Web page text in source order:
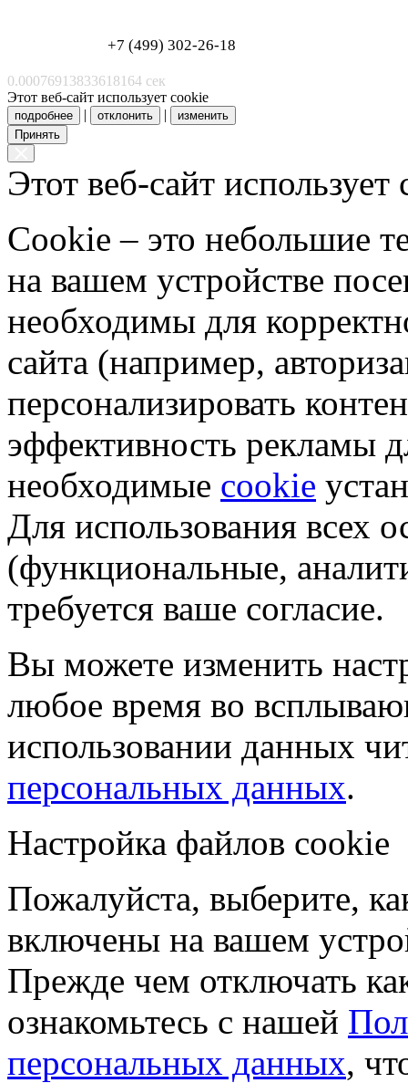
+7 (499) 302-26-18
0.00076913833618164 сек
Этот веб-сайт использует cookie
подробнее | отклонить |
изменить
Принять
Этот веб-сайт использует
Cookie – это небольшие
на вашем устройстве
необходимы для
сайта (например,
персонализировать
эффективность рекламы
необходимые cookie
Для использования всех
(функциональные,
требуется ваше согласие.
Вы можете изменить
любое время во
использовании данных
персональных данных.
Настройка файлов cookie
Пожалуйста, выберите,
включены на вашем
Прежде чем отключать
ознакомьтесь с нашей
персональных данных,